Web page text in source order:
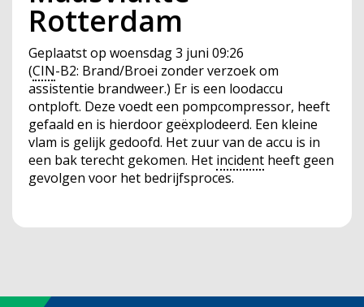
Rotterdam
Geplaatst op woensdag 3 juni 09:26
(CIN-B2: Brand/Broei zonder verzoek om
assistentie brandweer.) Er is een loodaccu
ontploft. Deze voedt een pompcompressor, heeft
gefaald en is hierdoor geëxplodeerd. Een kleine
vlam is gelijk gedoofd. Het zuur van de accu is in
een bak terecht gekomen. Het incident heeft geen
gevolgen voor het bedrijfsproces.